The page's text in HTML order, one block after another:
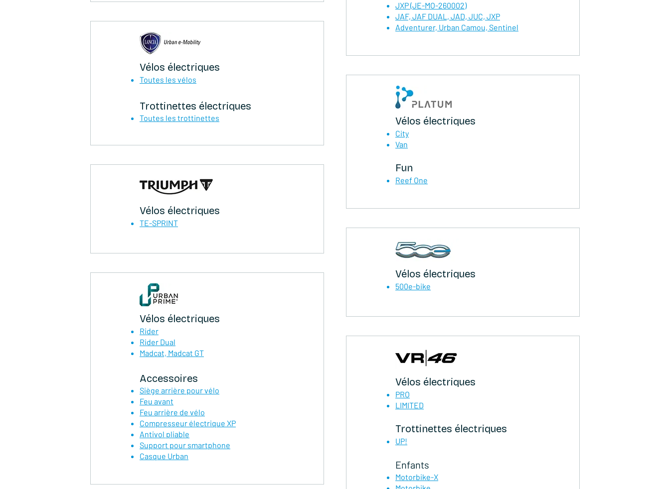
Vélos électriques
Toutes les vélos
Trottinettes électriques
Toutes les trottinettes
Vélos électriques
TE-SPRINT
Vélos électriques
Rider
Rider Dual
Madcat, Madcat GT
Accessoires
Siège arrière pour vélo
Feu avant
Feu arrière de vélo
Compresseur électrique XP
Antivol pliable
Support pour smartphone
Casque Urban
JXP (JE-MO-260002)
JAF, JAF DUAL, JAD, JUC, JXP
Adventurer, Urban Camou, Sentinel
Vélos électriques
City
Van
Fun
Reef One
Vélos électriques
500e-bike
Vélos électriques
PRO
LIMITED
Trottinettes électriques
UP!
Enfants
Motorbike-X